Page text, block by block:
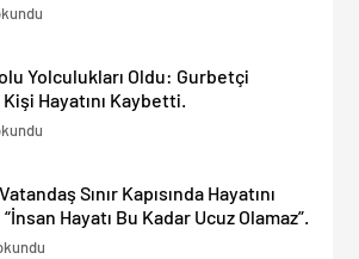
Yolculukları Oldu: Gurbetçi
Hayatını Kaybetti.
Sınır Kapısında Hayatını
Hayatı Bu Kadar Ucuz Olamaz”.